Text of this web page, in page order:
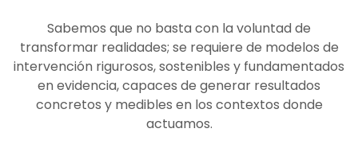
Sabemos que no basta con la voluntad de
transformar realidades; se requiere de modelos de
intervención rigurosos, sostenibles y fundamentados
en evidencia, capaces de generar resultados
concretos y medibles en los contextos donde
actuamos.